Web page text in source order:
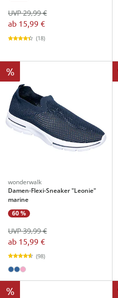
ab 15,99 €
UVP 29,99 €
(18)
%
wonderwalk
Damen-Flexi-Sneaker "Leonie"
marine
60 %
ab 15,99 €
UVP 39,99 €
(98)
%